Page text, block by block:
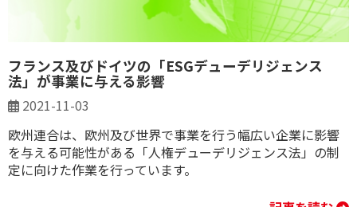
フランス及びドイツの「ESGデューデリジェンス
法」が事業に与える影響
2021-11-03
欧州連合は、欧州及び世界で事業を行う幅広い企業に影響
を与える可能性がある「人権デューデリジェンス法」の制
定に向けた作業を行っています。